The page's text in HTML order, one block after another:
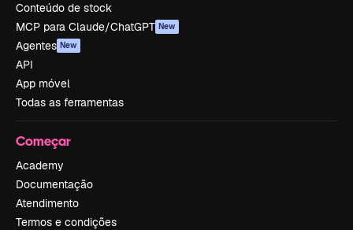
Conteúdo de stock
MCP para Claude/ChatGPT New
Agentes New
API
App móvel
Todas as ferramentas
Começar
Academy
Documentação
Atendimento
Termos e condições